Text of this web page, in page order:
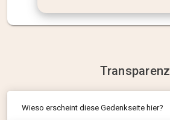
Transparenz
Wieso erscheint diese Gedenkseite hier?